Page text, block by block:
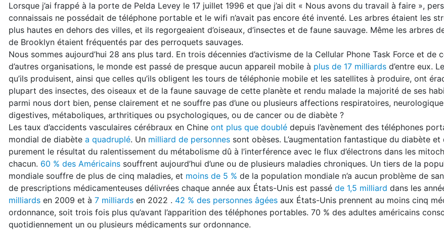
Lorsque j’ai frappé à la porte de Pelda Levey le 17 juillet 1996 et que j’ai dit « Nous avons du travail à faire »,
connaissais ne possédait de téléphone portable et le wifi n’avait pas encore été inventé. Les arbres étaient les
plus hautes en dehors des villes, et ils regorgeaient d’oiseaux, d’insectes et de faune sauvage. Même les arbres
de Brooklyn étaient fréquentés par des perroquets sauvages.
Nous sommes aujourd’hui 28 ans plus tard. En trois décennies d’activisme de la Cellular Phone Task Force et de
d’autres organisations, le monde est passé de presque aucun appareil mobile à plus de 17 milliards d’entre eux.
qu’ils produisent, ainsi que celles qu’ils obligent les tours de téléphonie mobile et les satellites à produire, ont
plupart des insectes, des oiseaux et de la faune sauvage de cette planète et rendu malade la majorité de ses
parmi nous dort bien, pense clairement et ne souffre pas d’une ou plusieurs affections respiratoires,
digestives, métaboliques, arthritiques ou psychologiques, ou de cancer ou de diabète ?
Les taux d’accidents vasculaires cérébraux en Chine ont plus que doublé depuis l’avènement des téléphones
mondial de diabète a quadruplé. Un milliard de personnes sont obèses. L’augmentation fantastique du diabète et
purement le résultat du ralentissement du métabolisme dû à l’interférence avec le flux d’électrons dans les
chacun. 60 % des Américains souffrent aujourd’hui d’une ou de plusieurs maladies chroniques. Un tiers de la
mondiale souffre de plus de cinq maladies, et moins de 5 % de la population mondiale n’a aucun problème de
de prescriptions médicamenteuses délivrées chaque année aux États-Unis est passé de 1,5 milliard dans les
milliards en 2009 et à 7 milliards en 2022 . 42 % des personnes âgées aux États-Unis prennent au moins cinq
ordonnance, soit trois fois plus qu’avant l’apparition des téléphones portables. 70 % des adultes américains
quotidiennement un ou plusieurs médicaments sur ordonnance.